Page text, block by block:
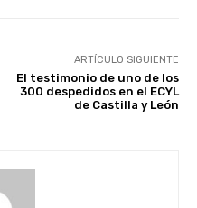
ARTÍCULO SIGUIENTE
El testimonio de uno de los
300 despedidos en el ECYL
de Castilla y León